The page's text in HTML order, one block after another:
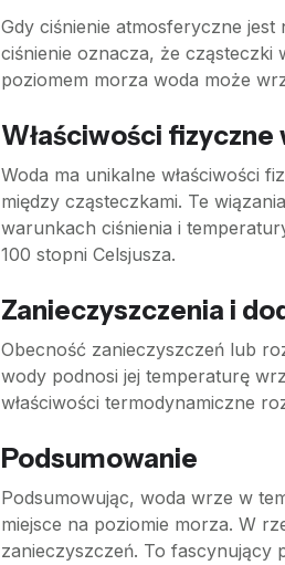
Gdy ciśnienie atmosferyczne
ciśnienie oznacza, że cząsteczki
poziomem morza woda może
Właściwości fizyczne
Woda ma unikalne właściwości
między cząsteczkami. Te
warunkach ciśnienia i
100 stopni Celsjusza.
Zanieczyszczenia i
Obecność zanieczyszczeń lub
wody podnosi jej temperaturę
właściwości termodynamiczne
Podsumowanie
Podsumowując, woda wrze w
miejsce na poziomie morza. W
zanieczyszczeń. To fascynujący